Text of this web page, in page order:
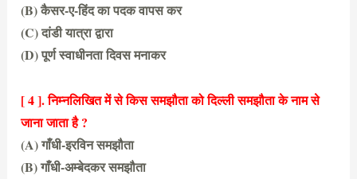
(B) कैसर-ए-हिंद का पदक वापस कर
(C) दांडी यात्रा द्वारा
(D) पूर्ण स्वाधीनता दिवस मनाकर
[ 4 ]. निम्नलिखित में से किस समझौता को दिल्ली समझौता के नाम से
जाना जाता है ?
(A) गाँधी-इरविन समझौता
(B) गाँधी-अम्बेदकर समझौता